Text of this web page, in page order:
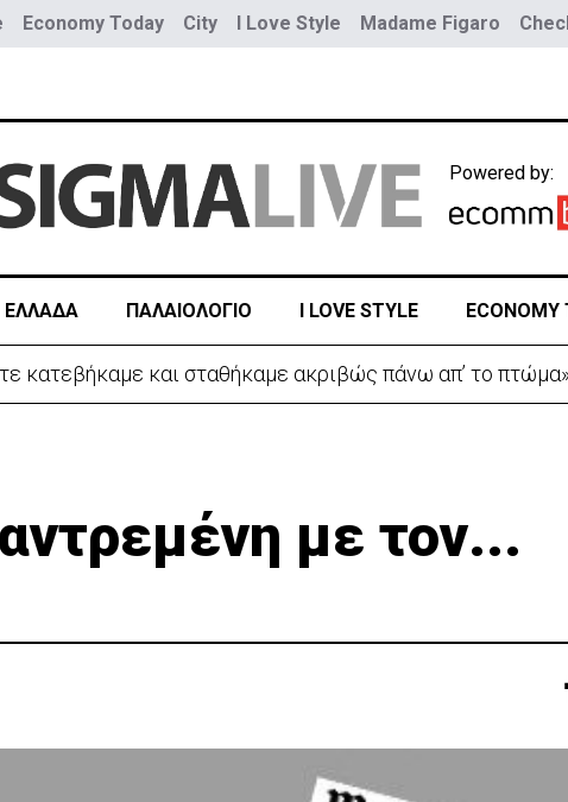
Economy Today City I Love Style Madame Figaro
Powered by:
ΕΛΛΑΔΑ ΠΑΛΑΙΟΛΟΓΙΟ I LOVE STYLE ECONOMY
οι πληροφορίες για το άνοιγμα του δρόμου προς
με τον...